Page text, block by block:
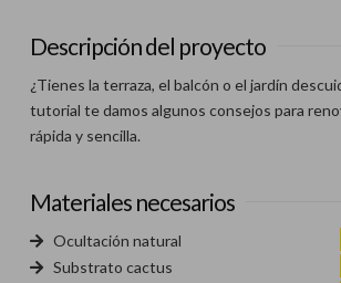
Descripción del proyecto
¿Tienes la terraza, el balcón o el jardín
tutorial te damos algunos consejos para
rápida y sencilla.
Materiales necesarios
Ocultación natural
Substrato cactus